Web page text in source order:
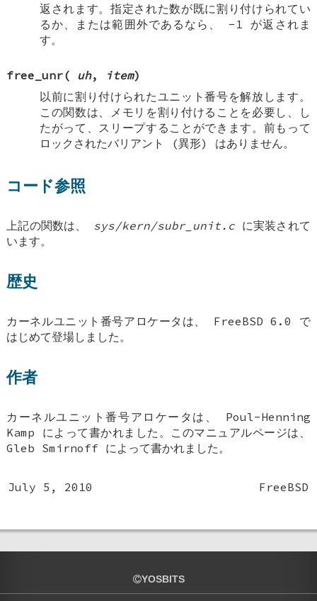
返されます。指定された数が既に割り付けられてい
るか、または範囲外であるなら、 -1
が返されま
す。
free_unr( uh, item)
以前に割り付けられたユニット番号を解放します。
この関数は、メモリを割り付けることを必要し、し
たがって、スリープすることができます。前もって
ロックされたバリアント (異形) はありません。
コード参照
上記の関数は、 sys/kern/subr_unit.c に実装されて
います。
歴史
カーネルユニット番号アロケータは、 FreeBSD 6.0
で
はじめて登場しました。
作者
カーネルユニット番号アロケータは、 Poul-Henning
Kamp によって書かれました。このマニュアルページは、
Gleb Smirnoff によって書かれました。
July 5, 2010 FreeBSD
YOSBITS